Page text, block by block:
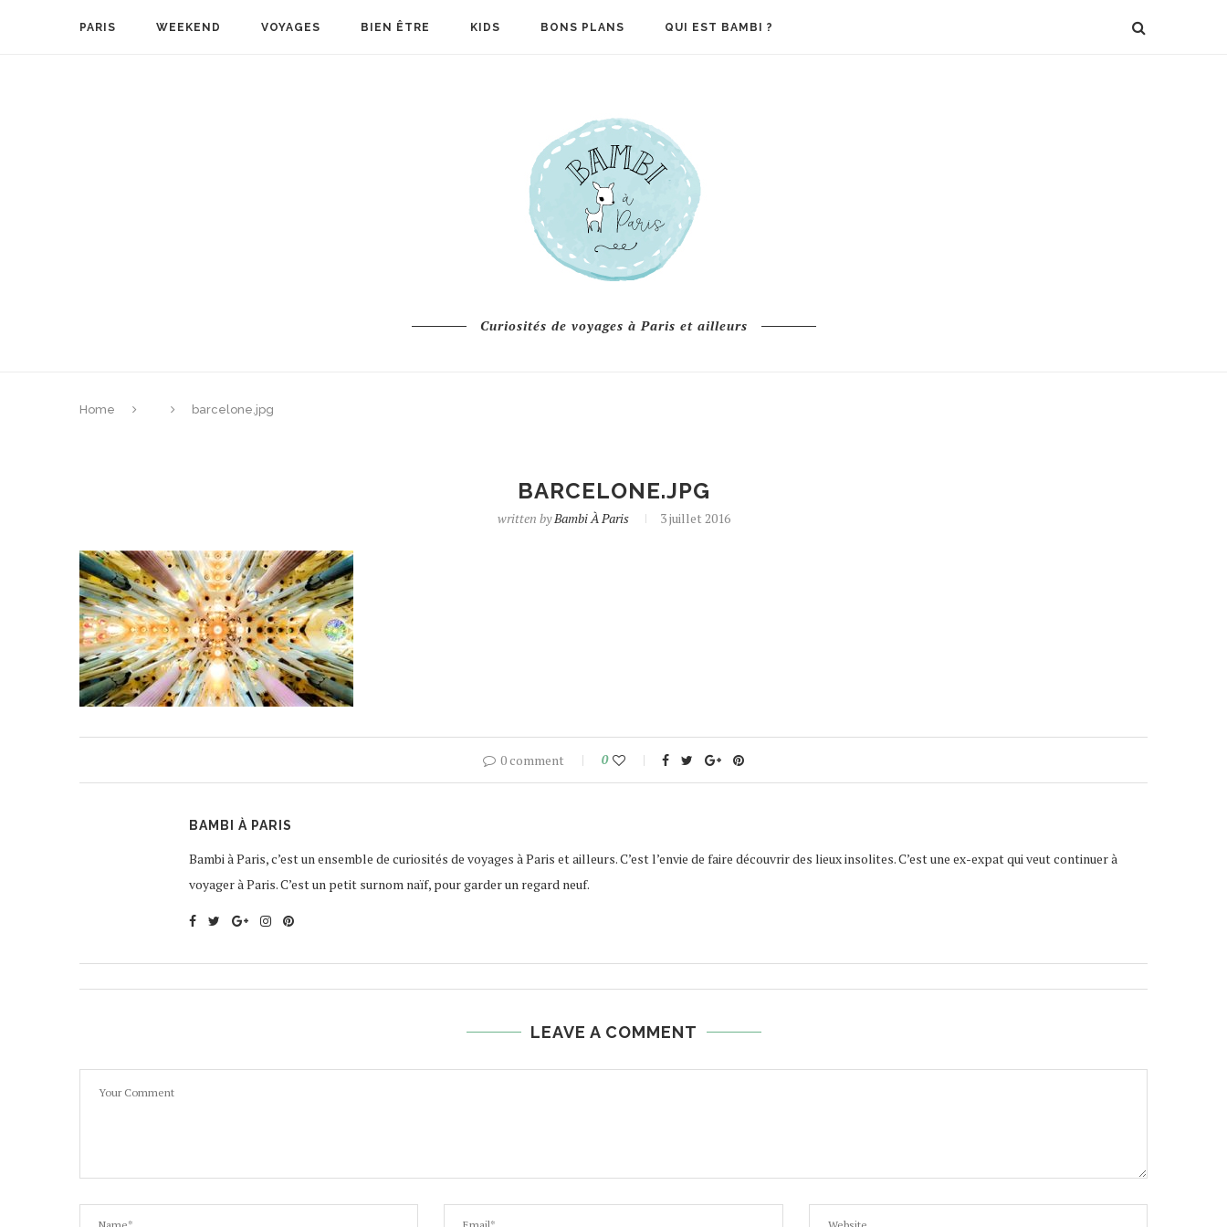
PARIS WEEKEND VOYAGES BIEN ÊTRE KIDS BONS PLANS QUI EST BAMBI ?
Curiosités de voyages à Paris et ailleurs
Home barcelone.jpg
BARCELONE.JPG
written byBambi À Paris 3 juillet 2016
0 comment 0
BAMBI À PARIS
Bambi à Paris, c’est un ensemble de curiosités de voyages à Paris et ailleurs. C’est l’envie de faire découvrir des lieux insolites. C’est une ex-expat qui veut continuer à
voyager à Paris. C’est un petit surnom naïf, pour garder un regard neuf.
LEAVE A COMMENT